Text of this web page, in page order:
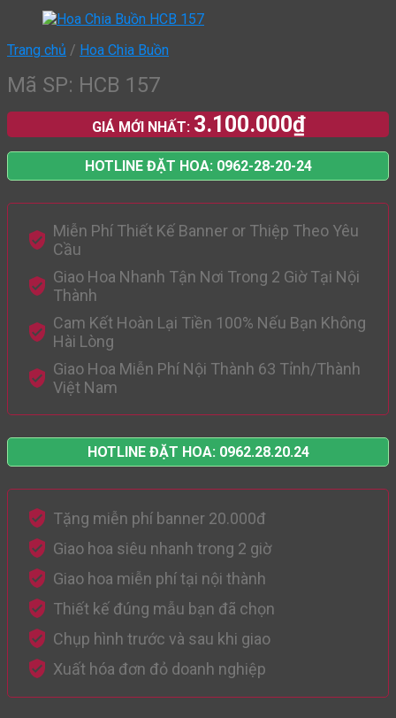
Trang chủ / Hoa Chia Buồn
Mã SP: HCB 157
GIÁ MỚI NHẤT: 3.100.000₫
HOTLINE ĐẶT HOA: 0962-28-20-24
Miễn Phí Thiết Kế Banner or Thiệp Theo Yêu
Cầu
Giao Hoa Nhanh Tận Nơi Trong 2 Giờ Tại Nội
Thành
Cam Kết Hoàn Lại Tiền 100% Nếu Bạn Không
Hài Lòng
Giao Hoa Miễn Phí Nội Thành 63 Tỉnh/Thành
Việt Nam
HOTLINE ĐẶT HOA: 0962.28.20.24
Tặng miễn phí banner 20.000đ
Giao hoa siêu nhanh trong 2 giờ
Giao hoa miễn phí tại nội thành
Thiết kế đúng mẫu bạn đã chọn
Chụp hình trước và sau khi giao
Xuất hóa đơn đỏ doanh nghiệp